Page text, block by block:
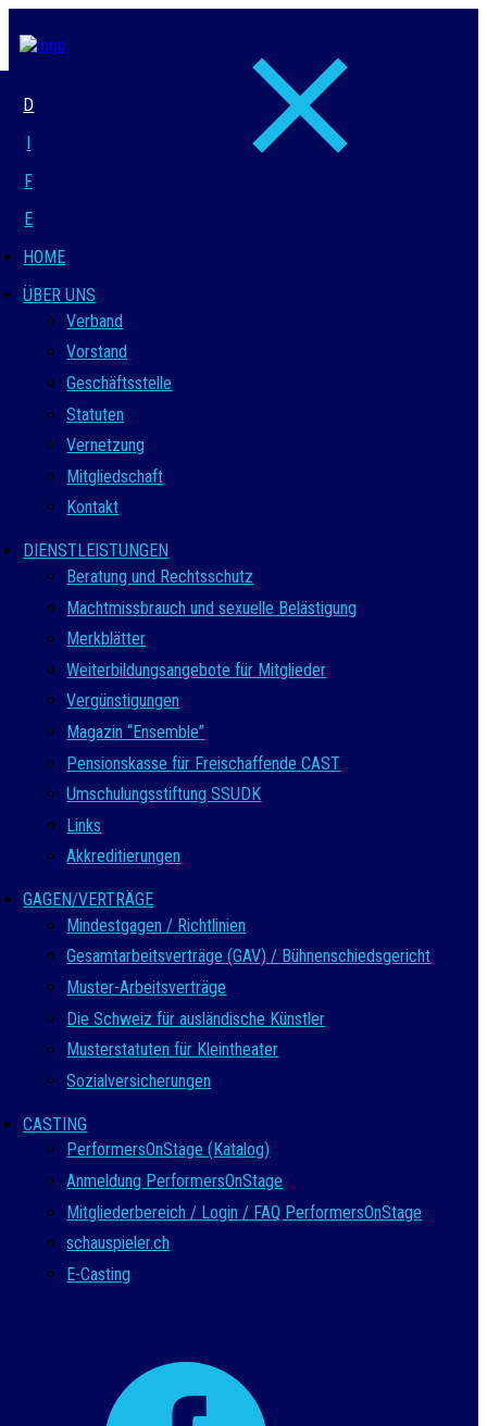
HOME
ÜBER UNS
Verband
Vorstand
Geschäftsstelle
Statuten
Vernetzung
Mitgliedschaft
Kontakt
DIENSTLEISTUNGEN
Beratung und Rechtsschutz
Machtmissbrauch und sexuelle Belästigung
Merkblätter
Weiterbildungsangebote für Mitglieder
Vergünstigungen
Magazin “Ensemble”
Pensionskasse für Freischaffende CAST
Umschulungsstiftung SSUDK
Links
Akkreditierungen
GAGEN/VERTRÄGE
Mindestgagen / Richtlinien
Gesamtarbeitsverträge (GAV) / Bühnenschiedsgericht
Muster-Arbeitsverträge
Die Schweiz für ausländische Künstler
Musterstatuten für Kleintheater
Sozialversicherungen
CASTING
PerformersOnStage (Katalog)
Anmeldung PerformersOnStage
Mitgliederbereich / Login / FAQ PerformersOnStage
schauspieler.ch
E-Casting
D
I
F
E